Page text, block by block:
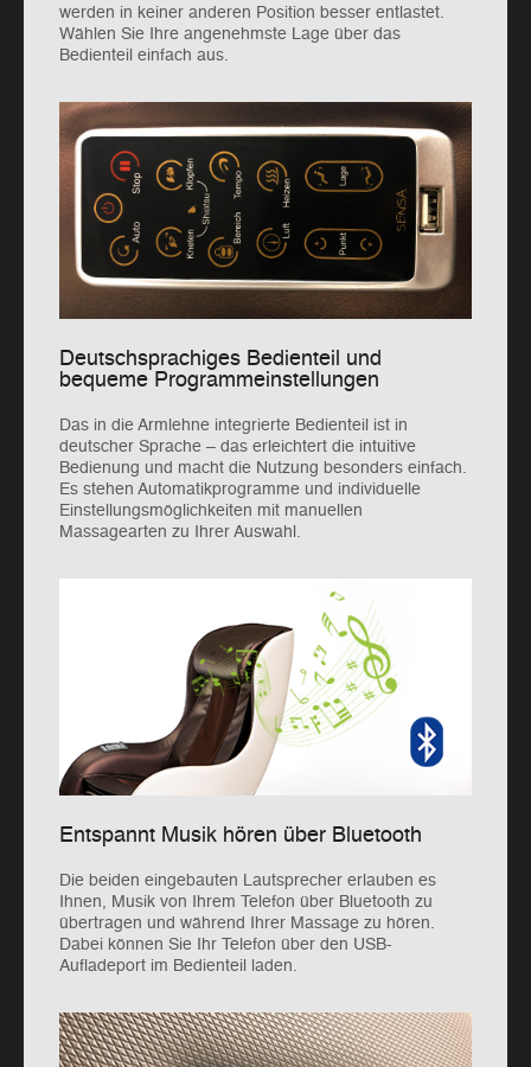
werden in keiner anderen Position besser entlastet.
Wählen Sie Ihre angenehmste Lage über das
Bedienteil einfach aus.
Deutschsprachiges Bedienteil und
bequeme Programmeinstellungen
Das in die Armlehne integrierte Bedienteil ist in
deutscher Sprache – das erleichtert die intuitive
Bedienung und macht die Nutzung besonders einfach.
Es stehen Automatikprogramme und individuelle
Einstellungsmöglichkeiten mit manuellen
Massagearten zu Ihrer Auswahl.
Entspannt Musik hören über Bluetooth
Die beiden eingebauten Lautsprecher erlauben es
Ihnen, Musik von Ihrem Telefon über Bluetooth zu
übertragen und während Ihrer Massage zu hören.
Dabei können Sie Ihr Telefon über den USB-
Aufladeport im Bedienteil laden.